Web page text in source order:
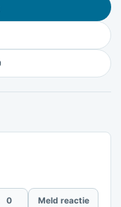
0 Meld reactie